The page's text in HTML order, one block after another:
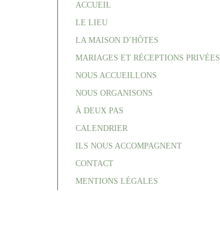
ACCUEIL
LE LIEU
LA MAISON D’HÔTES
MARIAGES ET RÉCEPTIONS PRIVÉES
NOUS ACCUEILLONS
NOUS ORGANISONS
À DEUX PAS
CALENDRIER
ILS NOUS ACCOMPAGNENT
CONTACT
MENTIONS LÉGALES